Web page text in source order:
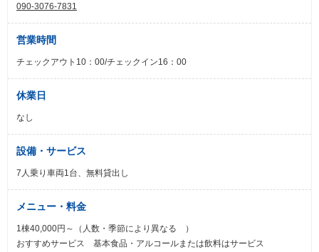
090-3076-7831
営業時間
チェックアウト10：00/チェックイン16：00
休業日
なし
設備・サービス
7人乗り車両1台、無料貸出し
メニュー・料金
1棟40,000円～（人数・季節により異なる ）
おすすめサービス 基本食品・アルコールまたは飲料はサービス